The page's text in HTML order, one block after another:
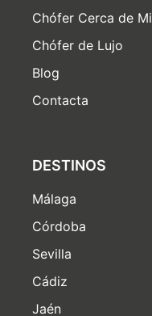
Chófer Cerca de Mi
Chófer de Lujo
Blog
Contacta
DESTINOS
Málaga
Córdoba
Sevilla
Cádiz
Jaén